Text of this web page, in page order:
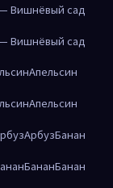
Вишнёвый сад
Вишнёвый сад
Апельсин
Апельсин
АрбузБанан
БананБанан